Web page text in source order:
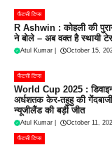
फैंटसी टिप्स
R Ashwin : कोहली की
ने बोले – अब वक्त है स्थायी
Atul Kumar October 15,
फैंटसी टिप्स
World Cup 2025 :
अर्धशतक केर-तहुहु की
न्यूजीलैंड की बड़ी जीत
Atul Kumar October 11,
फैंटसी टिप्स